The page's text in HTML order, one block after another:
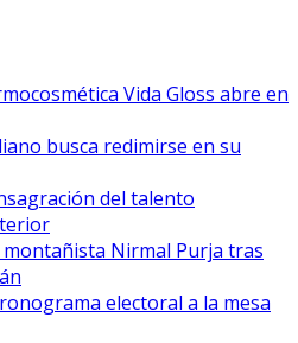
Vida Gloss abre en
busca redimirse en su
del talento
Nirmal Purja tras
electoral a la mesa